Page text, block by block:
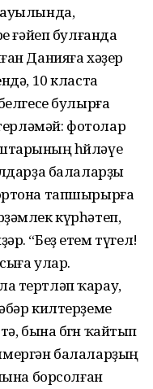
ғәйеп булғанда
Данияға хәҙер
10 класта
булырға
фотолар
һөйләүе
балаларҙы
тапшырырға
күрһәтеп,
“Беҙ етем түгел!
улар.
тертләп ҡарау,
килтерҙеме
бына бөгөн ҡайтып
балаларҙың
борсолған